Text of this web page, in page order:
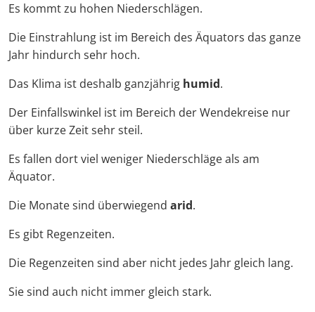
Es kommt zu hohen Niederschlägen.
Die Einstrahlung ist im Bereich des Äquators das ganze
Jahr hindurch sehr hoch.
Das Klima ist deshalb ganzjährig humid.
Der Einfallswinkel ist im Bereich der Wendekreise nur
über kurze Zeit sehr steil.
Es fallen dort viel weniger Niederschläge als am
Äquator.
Die Monate sind überwiegend arid.
Es gibt Regenzeiten.
Die Regenzeiten sind aber nicht jedes Jahr gleich lang.
Sie sind auch nicht immer gleich stark.